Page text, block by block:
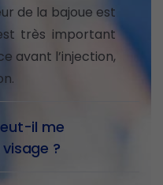
de la bajoue est
très important
avant l’injection,
il me
?